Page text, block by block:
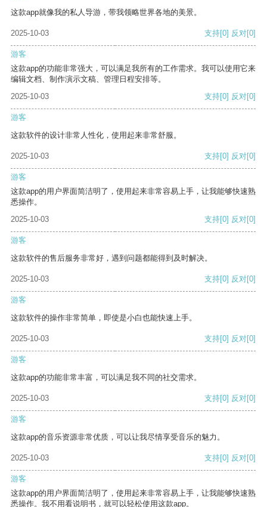
这款app就像我的私人导游，带我领略世界各地的美景。
2025-10-03 支持[0] 反对[0]
游客
这款app的功能非常强大，可以满足我所有的工作需求。我可以使用它来
编辑文档、制作演示文稿、管理日程安排等。
2025-10-03
支持[0] 反对[0]
游客
这款软件的设计非常人性化，使用起来非常舒服。
2025-10-03 支持[0] 反对[0]
游客
这款app的用户界面简洁明了，使用起来非常容易上手，让我能够快速熟
悉操作。
2025-10-03
支持[0] 反对[0]
游客
这款软件的售后服务非常好，遇到问题都能得到及时解决。
2025-10-03 支持[0] 反对[0]
游客
这款软件的操作非常简单，即使是小白也能快速上手。
2025-10-03 支持[0] 反对[0]
游客
这款app的功能非常丰富，可以满足我不同的社交需求。
2025-10-03 支持[0] 反对[0]
游客
这款app的音乐资源非常优质，可以让我尽情享受音乐的魅力。
2025-10-03 支持[0] 反对[0]
游客
这款app的用户界面简洁明了，使用起来非常容易上手，让我能够快速熟
悉操作。我不用看说明书，就可以轻松使用这款app。